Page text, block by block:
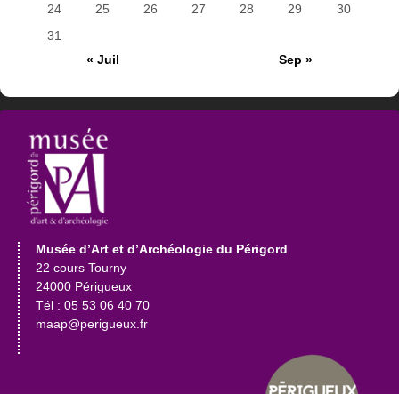
24
25 26 27 28 29
30
31
« Juil
Sep »
Musée d’Art et d’Archéologie du Périgord
22 cours Tourny
24000 Périgueux
Tél : 05 53 06 40 70
maap@perigueux.fr